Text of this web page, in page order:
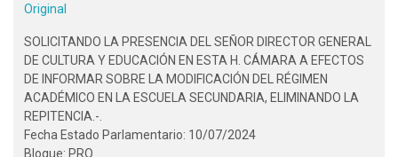
Original
SOLICITANDO LA PRESENCIA DEL SEÑOR DIRECTOR GENERAL
DE CULTURA Y EDUCACIÓN EN ESTA H. CÁMARA A EFECTOS
DE INFORMAR SOBRE LA MODIFICACIÓN DEL RÉGIMEN
ACADÉMICO EN LA ESCUELA SECUNDARIA, ELIMINANDO LA
REPITENCIA.-.
Fecha Estado Parlamentario: 10/07/2024
Bloque: PRO